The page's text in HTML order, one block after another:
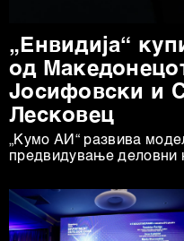
„Енвидија“
од
Јосифовски и
Лесковец
„Кумо АИ“ развива
предвидување деловни